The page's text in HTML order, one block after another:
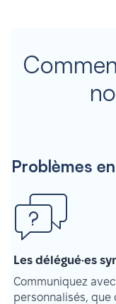
Problèmes
Les délégué·es
Communiquez
personnalisés,